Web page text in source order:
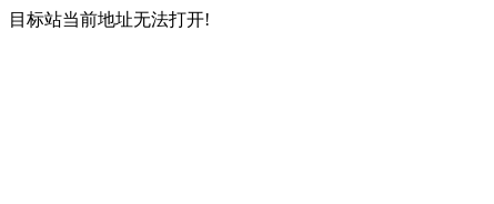
目标站当前地址无法打开!